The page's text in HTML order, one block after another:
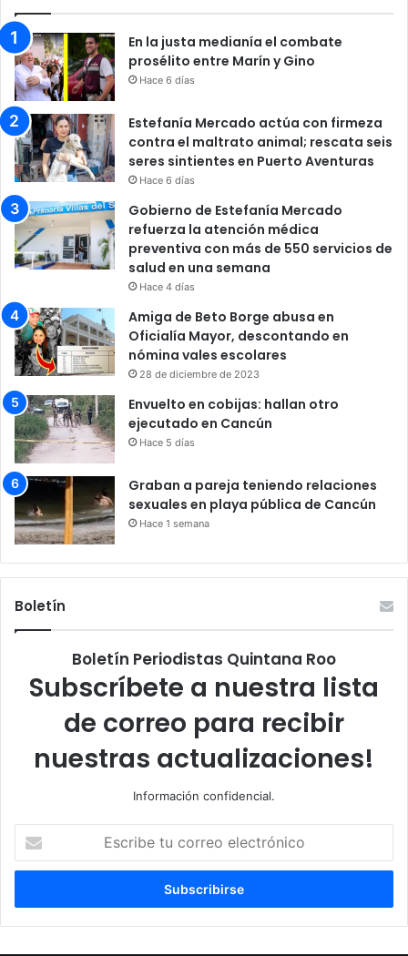
En la justa medianía el combate
prosélito entre Marín y Gino
Hace 6 días
Estefanía Mercado actúa con firmeza
contra el maltrato animal; rescata seis
seres sintientes en Puerto Aventuras
Hace 6 días
Gobierno de Estefanía Mercado
refuerza la atención médica
preventiva con más de 550 servicios de
salud en una semana
Hace 4 días
Amiga de Beto Borge abusa en
Oficialía Mayor, descontando en
nómina vales escolares
28 de diciembre de 2023
Envuelto en cobijas: hallan otro
ejecutado en Cancún
Hace 5 días
Graban a pareja teniendo relaciones
sexuales en playa pública de Cancún
Hace 1 semana
Boletín
Boletín Periodistas Quintana Roo
Subscríbete a nuestra lista
de correo para recibir
nuestras actualizaciones!
Información confidencial.
correo